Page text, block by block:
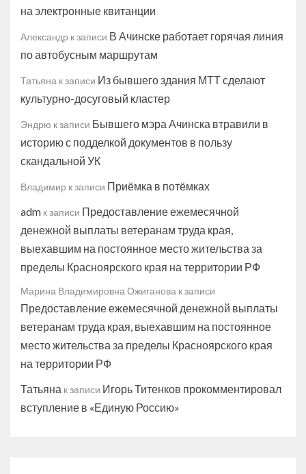
на электронные квитанции
Александр к записи В Ачинске работает горячая линия
по автобусным маршрутам
Татьяна к записи Из бывшего здания МТТ сделают
культурно-досуговый кластер
Эндрю к записи Бывшего мэра Ачинска втравили в
историю с подделкой документов в пользу
скандальной УК
Владимир к записи Приёмка в потёмках
adm к записи Предоставление ежемесячной
денежной выплаты ветеранам труда края,
выехавшим на постоянное место жительства за
пределы Красноярского края на территории РФ
Марина Владимировна Ожиганова к записи
Предоставление ежемесячной денежной выплаты
ветеранам труда края, выехавшим на постоянное
место жительства за пределы Красноярского края
на территории РФ
Татьяна к записи Игорь Титенков прокомментировал
вступление в «Единую Россию»